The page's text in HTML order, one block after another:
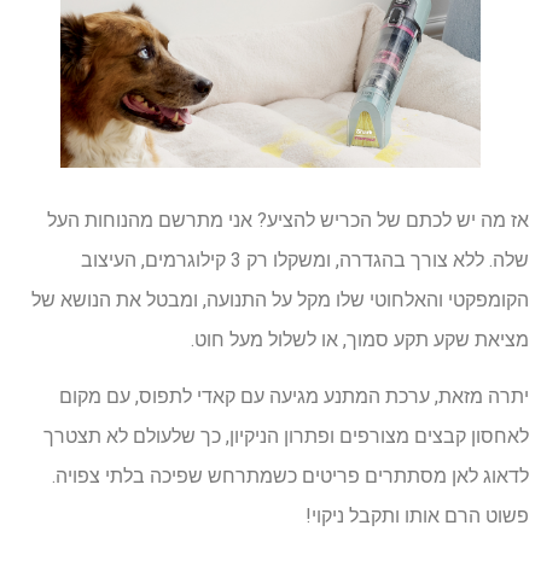
אז מה יש לכתם של הכריש להציע? אני מתרשם מהנוחות העל
שלה. ללא צורך בהגדרה, ומשקלו רק 3 קילוגרמים, העיצוב
הקומפקטי והאלחוטי שלו מקל על התנועה, ומבטל את הנושא של
מציאת שקע תקע סמוך, או לשלול מעל חוט.
יתרה מזאת, ערכת המתנע מגיעה עם קאדי לתפוס, עם מקום
לאחסון קבצים מצורפים ופתרון הניקיון, כך שלעולם לא תצטרך
לדאוג לאן מסתתרים פריטים כשמתרחש שפיכה בלתי צפויה.
פשוט הרם אותו ותקבל ניקוי!